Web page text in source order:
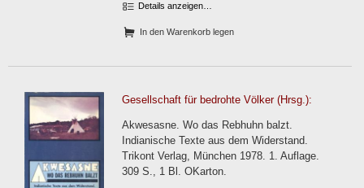
Details anzeigen…
In den Warenkorb legen
Gesellschaft für bedrohte Völker (Hrsg.):
Akwesasne. Wo das Rebhuhn balzt.
Indianische Texte aus dem Widerstand.
Trikont Verlag, München 1978. 1. Auflage.
309 S., 1 Bl. OKarton.